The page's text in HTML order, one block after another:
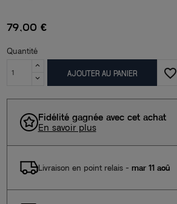
79,00 €
Quantité
AJOUTER AU PANIER favorite_border
Fidélité gagnée avec cet achat
En savoir plus
Livraison en point relais- mar 11 aoû